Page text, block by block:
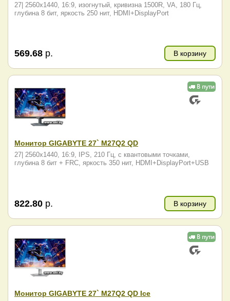
27| 2560x1440, 16:9, изогнутый, кривизна 1500R, VA, 180 Гц,
глубина 8 бит, яркость 250 нит, HDMI+DisplayPort
569.68 р. В корзину
Монитор GIGABYTE 27` M27Q2 QD
27| 2560x1440, 16:9, IPS, 210 Гц, c квантовыми точками,
глубина 8 бит + FRC, яркость 350 нит, HDMI+DisplayPort+USB
822.80 р. В корзину
Монитор GIGABYTE 27` M27Q2 QD Ice